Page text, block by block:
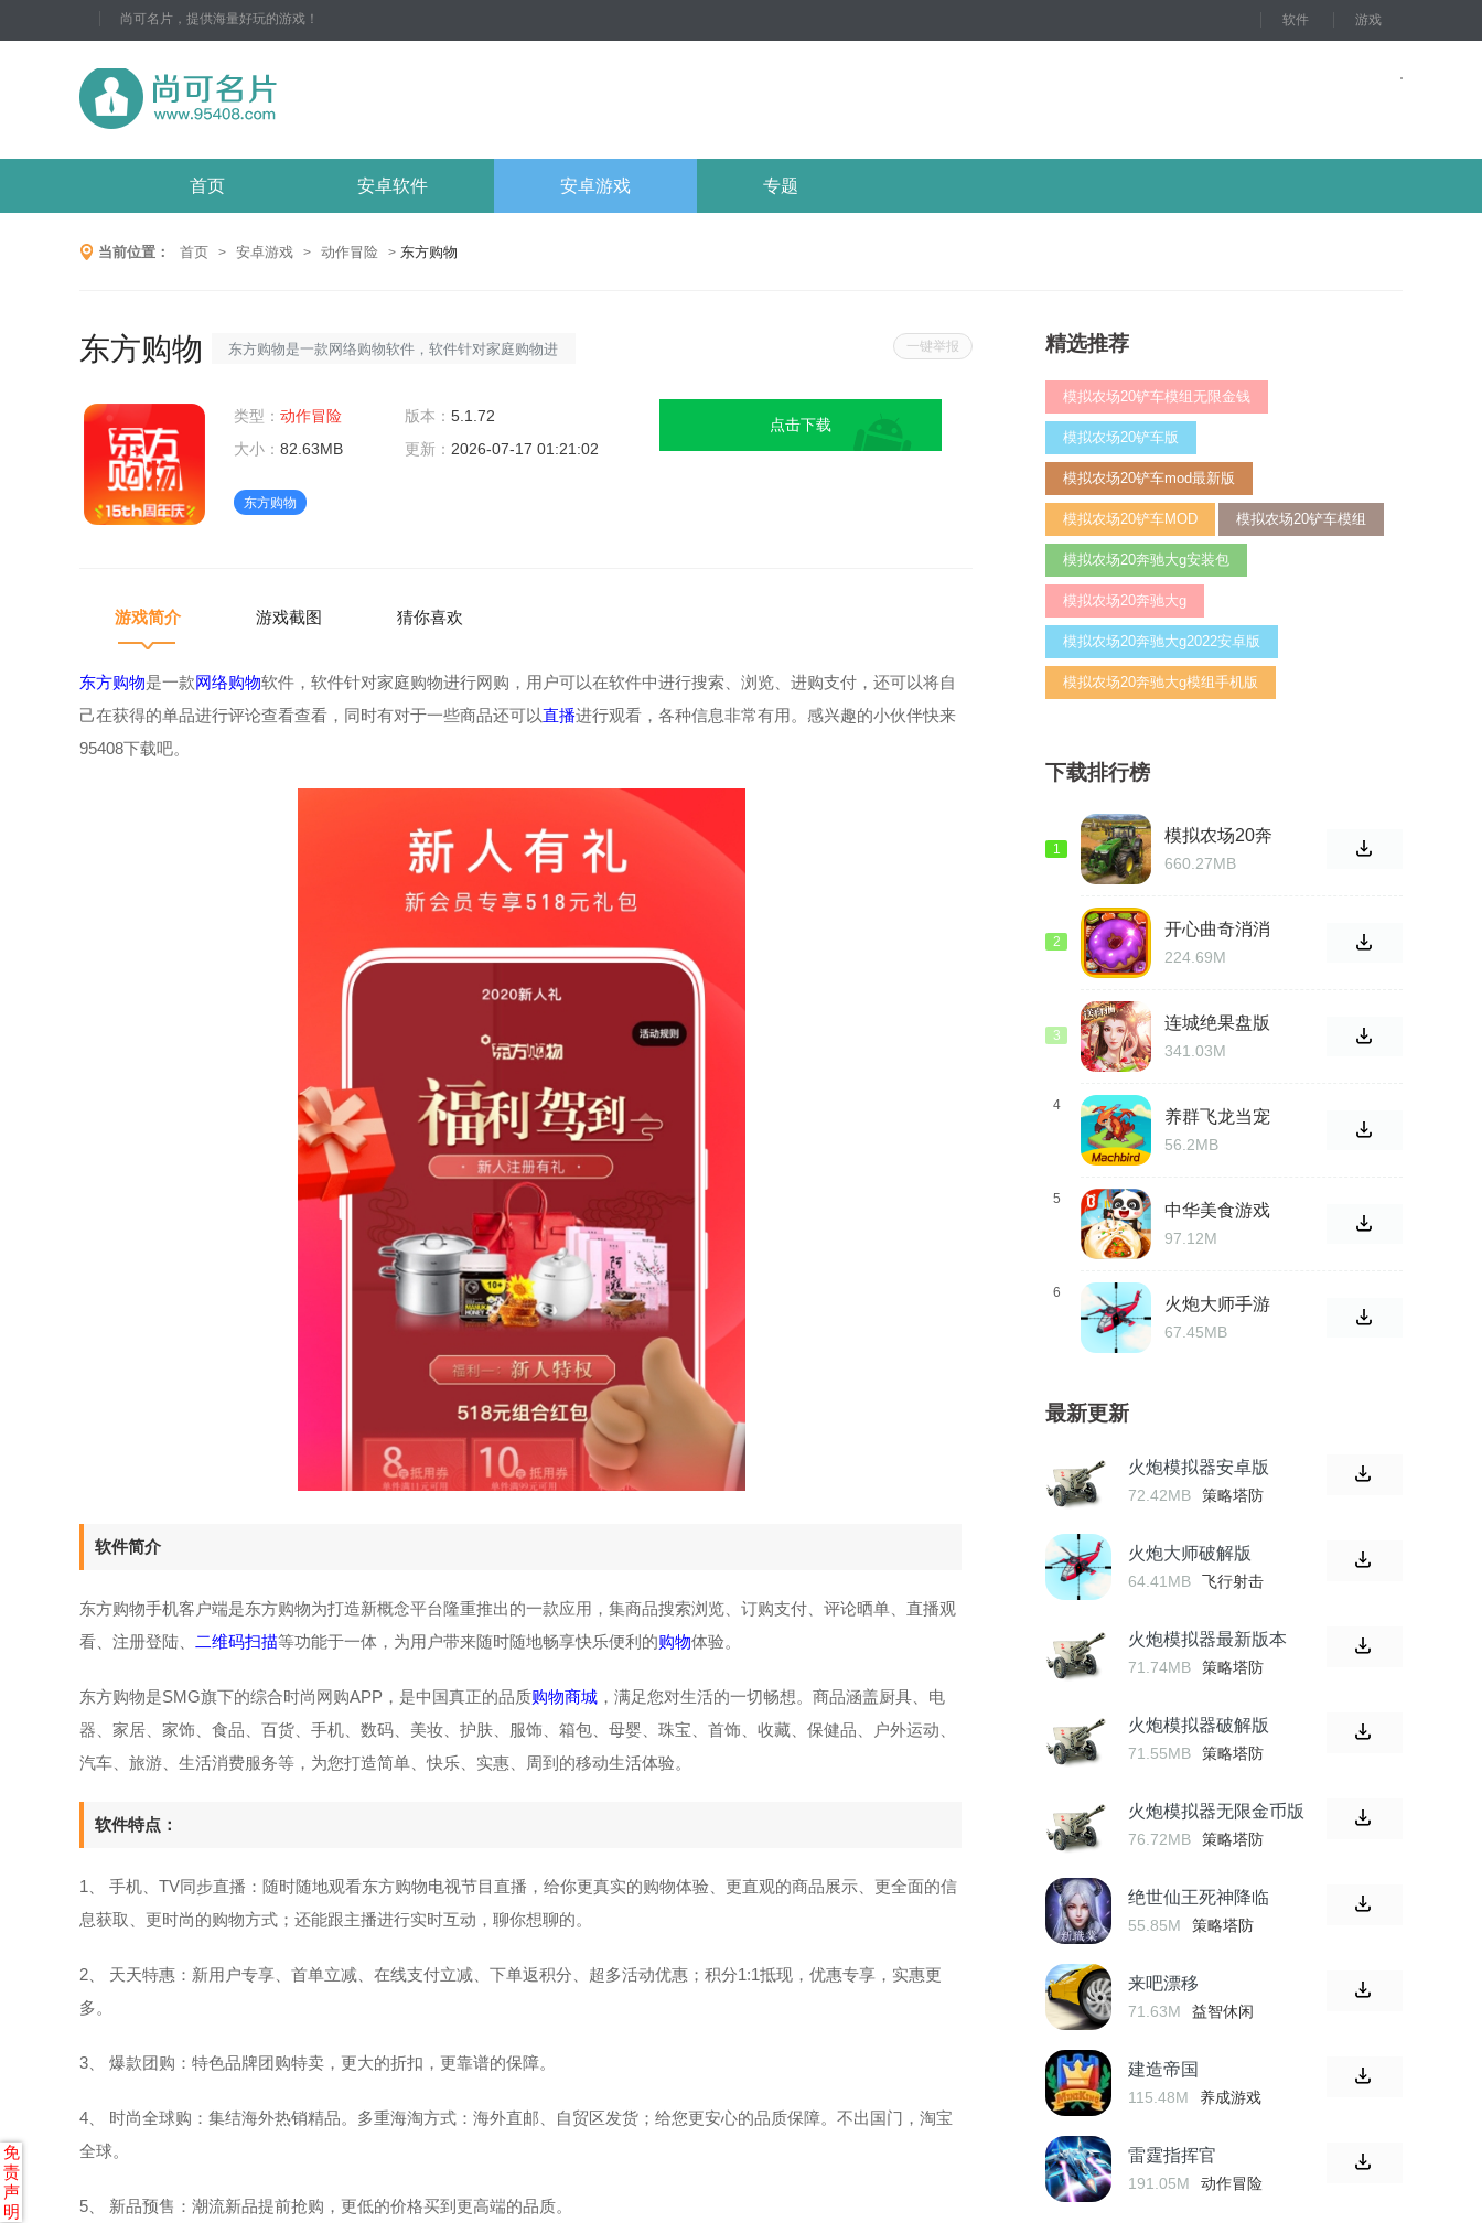
尚可名片，提供海量好玩的游戏！ 软件 游戏
首页 安卓软件 安卓游戏 专题
当前位置： 首页 > 安卓游戏 > 动作冒险 > 东方购物
一键举报
东方购物
东方购物是一款网络购物软件，软件针对家庭购物进
付，还可以将自己在获得的单品进行评论查看查看，
同时有对于一些商品还可以直播进行观看，各种信息
类型： 动作冒险 版本： 5.1.72
大小： 82.63MB 更新： 2026-07-17 01:21:02
东方购物
点击下载
游戏简介 游戏截图 猜你喜欢
东方购物是一款网络购物软件，软件针对家庭购物进行网购，用户可以在软件中进行搜索、浏览、进购支付，还可以将自
己在获得的单品进行评论查看查看，同时有对于一些商品还可以直播进行观看，各种信息非常有用。感兴趣的小伙伴快来
95408下载吧。
软件简介
东方购物手机客户端是东方购物为打造新概念平台隆重推出的一款应用，集商品搜索浏览、订购支付、评论晒单、直播观
看、注册登陆、
二维码扫描等功能于一体，为用户带来随时随地畅享快乐便利的购物体验。
东方购物是SMG旗下的综合时尚网购APP，是中国真正的品质购物商城 ，满足您对生活的一切畅想。商品涵盖厨具、电
器、家居、家饰、食品、百货、手机、数码、美妆、护肤、服饰、箱包、母婴、珠宝、首饰、收藏、保健品、户外运动、
汽车、旅游、生活消费服务等，为您打造简单、快乐、实惠、周到的移动生活体验。
软件特点：
1、 手机、TV同步直播：随时随地观看东方购物电视节目直播，给你更真实的购物体验、更直观的商品展示、更全面的信
息获取、更时尚的购物方式；还能跟主播进行实时互动，聊你想聊的。
2、 天天特惠：新用户专享、首单立减、在线支付立减、下单返积分、超多活动优惠；积分1:1抵现，优惠专享，实惠更
多。
3、 爆款团购：特色品牌团购特卖，更大的折扣，更靠谱的保障。
4、 时尚全球购：集结海外热销精品。多重海淘方式：海外直邮、自贸区发货；给您更安心的品质保障。不出国门，淘宝
全球。
5、 新品预售：潮流新品提前抢购，更低的价格买到更高端的品质。
精选推荐
模拟农场20铲车模组无限金钱
模拟农场20铲车版
模拟农场20铲车mod最新版
模拟农场20铲车MOD 模拟农场20铲车模组
模拟农场20奔驰大g安装包
模拟农场20奔驰大g
模拟农场20奔驰大g2022安卓版
模拟农场20奔驰大g模组手机版
下载排行榜
1
模拟农场20奔
驰大g最新完整
版
660.27MB
2
开心曲奇消消
乐手游
224.69M
3
连城绝果盘版
341.03M
4
养群飞龙当宠
物
56.2MB
5
中华美食游戏
97.12M
6
火炮大师手游
67.45MB
最新更新
火炮模拟器安卓版
72.42MB 策略塔防
火炮大师破解版
64.41MB 飞行射击
火炮模拟器最新版本
71.74MB 策略塔防
火炮模拟器破解版
71.55MB 策略塔防
火炮模拟器无限金币版
76.72MB 策略塔防
绝世仙王死神降临
55.85M 策略塔防
来吧漂移
71.63M 益智休闲
建造帝国
115.48M 养成游戏
雷霆指挥官
191.05M 动作冒险
免
责
声
明